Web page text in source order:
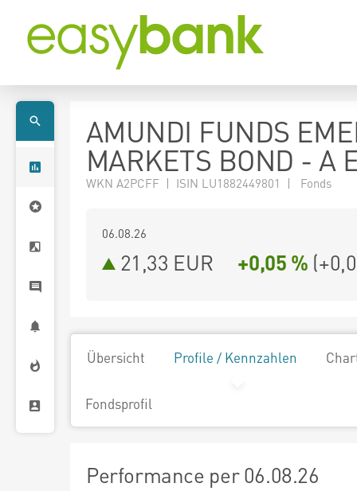
AMUNDI FUNDS
MARKETS BOND - A
WKN A2PCFF | ISIN LU1882449801 | Fonds
06.08.26
21,33 EUR +0,05 % (
Übersicht Profile / Kennzahlen
Fondsprofil
Performance per 06.08.26